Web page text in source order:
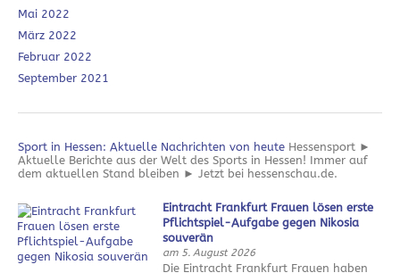
Mai 2022
März 2022
Februar 2022
September 2021
Sport in Hessen: Aktuelle Nachrichten von heute Hessensport ►
Aktuelle Berichte aus der Welt des Sports in Hessen! Immer auf
dem aktuellen Stand bleiben ► Jetzt bei hessenschau.de.
Eintracht Frankfurt Frauen lösen erste
Pflichtspiel-Aufgabe gegen Nikosia
souverän
am 5. August 2026
Die Eintracht Frankfurt Frauen haben